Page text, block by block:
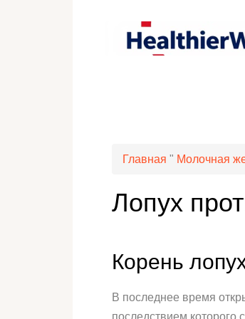
Главная " Молочная
Лопух
Корень
В последнее время
последствием которого